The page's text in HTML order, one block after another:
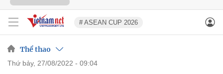
# ASEAN CUP 2026
Thể thao
thứ bảy, 27/08/2022 - 09:04